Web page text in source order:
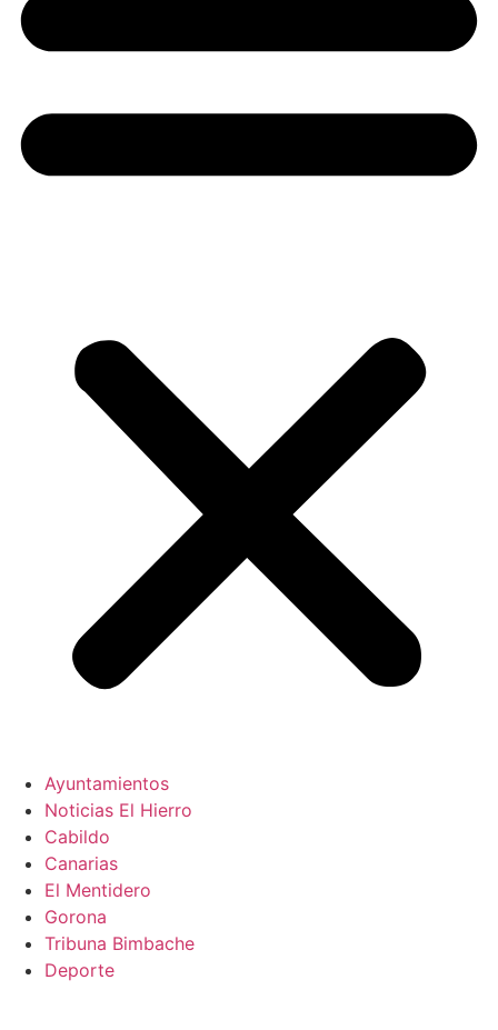
Ayuntamientos
Noticias El Hierro
Cabildo
Canarias
El Mentidero
Gorona
Tribuna Bimbache
Deporte